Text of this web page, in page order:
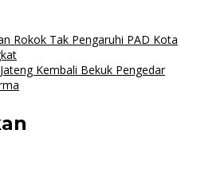
Rokok Tak Pengaruhi PAD Kota
Kembali Bekuk Pengedar